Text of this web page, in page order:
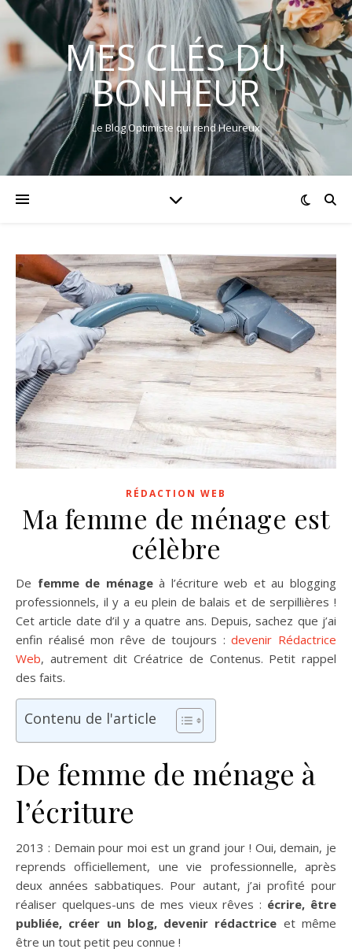
MES CLÉS DU
BONHEUR
Le Blog Optimiste qui rend Heureux
RÉDACTION WEB
Ma femme de ménage est
célèbre
De femme de ménageà l’écriture web et au blogging
professionnels, il y a eu plein de balais et de serpillières !
Cet article date d’il y a quatre ans. Depuis, sachez que j’ai
enfin réalisé mon rêve de toujours :devenir Rédactrice
Web, autrement dit Créatrice de Contenus. Petit rappel
des faits.
Contenu de l'article
De femme de ménage à
l’écriture
2013 : Demain pour moi est un grand jour ! Oui, demain, je
reprends officiellement, une vie professionnelle, après
deux années sabbatiques. Pour autant, j’ai profité pour
réaliser quelques-uns de mes vieux rêves : écrire, être
publiée, créer un blog, devenir rédactrice et même
être un tout petit peu connue !